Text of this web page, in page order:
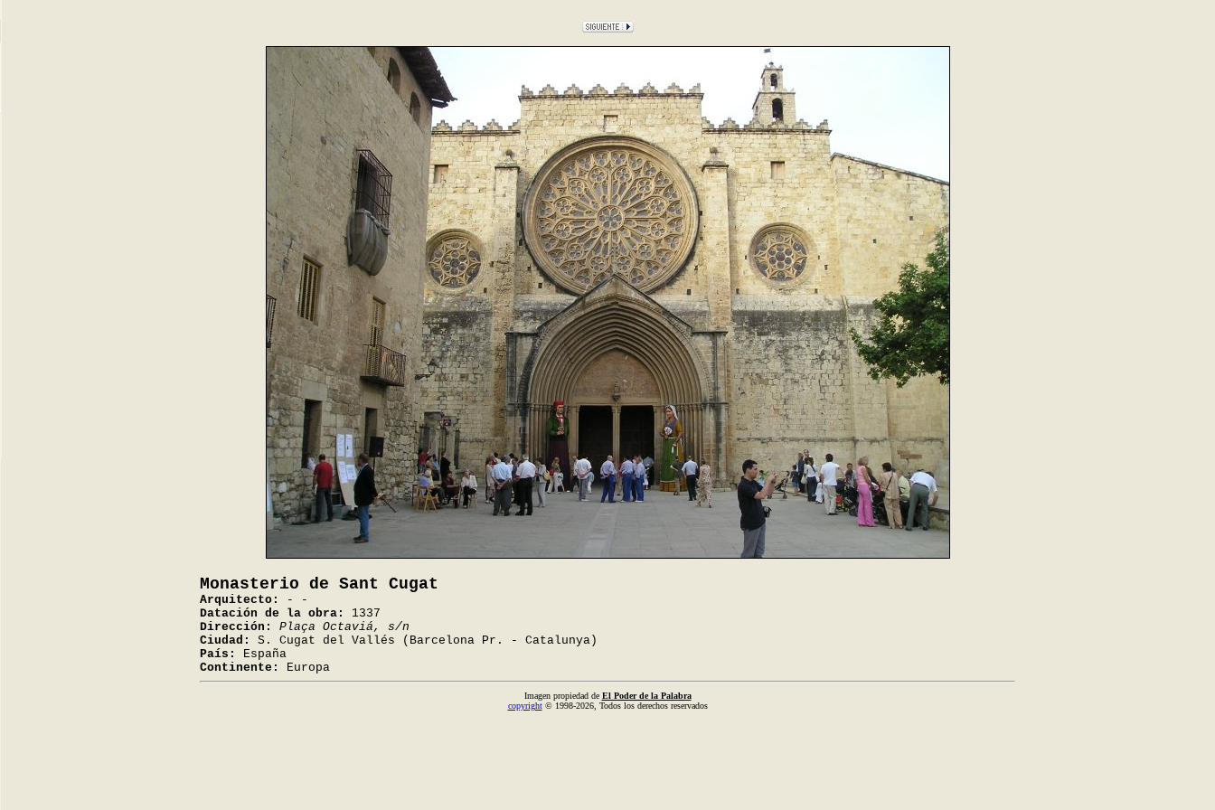
Monasterio de Sant Cugat
Arquitecto:
- -
Datación de la obra:
1337
Dirección:
Plaça Octaviá, s/n
Ciudad:
S. Cugat del Vallés (Barcelona Pr. - Catalunya)
País:
España
Continente:
Europa
Imagen propiedad de El Poder de la Palabra
copyright© 1998-2026, Todos los derechos reservados